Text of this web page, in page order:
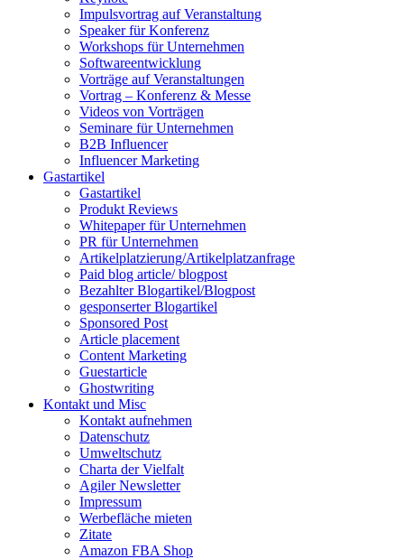
Impulsvortrag auf Veranstaltung
Speaker für Konferenz
Workshops für Unternehmen
Softwareentwicklung
Vorträge auf Veranstaltungen
Vortrag – Konferenz & Messe
Videos von Vorträgen
Seminare für Unternehmen
B2B Influencer
Influencer Marketing
Gastartikel
Gastartikel
Produkt Reviews
Whitepaper für Unternehmen
PR für Unternehmen
Artikelplatzierung/Artikelplatzanfrage
Paid blog article/ blogpost
Bezahlter Blogartikel/Blogpost
gesponserter Blogartikel
Sponsored Post
Article placement
Content Marketing
Guestarticle
Ghostwriting
Kontakt und Misc
Kontakt aufnehmen
Datenschutz
Umweltschutz
Charta der Vielfalt
Agiler Newsletter
Impressum
Werbefläche mieten
Zitate
Amazon FBA Shop